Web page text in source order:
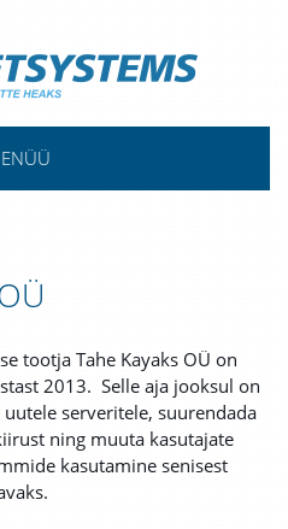
tootja Tahe Kayaks OÜ on
2013. Selle aja jooksul on
serveritele, suurendada
ning muuta kasutajate
kasutamine senisest